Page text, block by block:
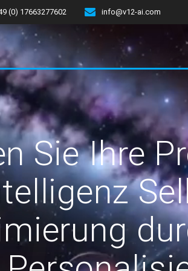
(0) 17663277602 info@v12-ai.com
Sie Ihre